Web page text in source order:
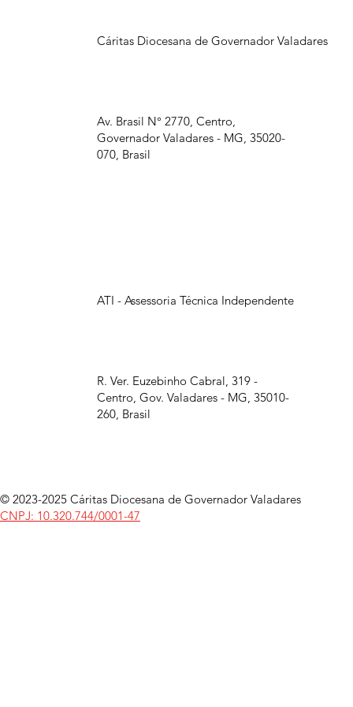
© 2023-2025 Cáritas Diocesana de Governador Valadares
CNPJ: 10.320.744/0001-47
Cáritas Diocesana de Governador Valadares
Av. Brasil N° 2770, Centro,
Governador Valadares - MG, 35020-
070, Brasil
ATI - Assessoria Técnica Independente
R. Ver. Euzebinho Cabral, 319 -
Centro, Gov. Valadares - MG, 35010-
260, Brasil